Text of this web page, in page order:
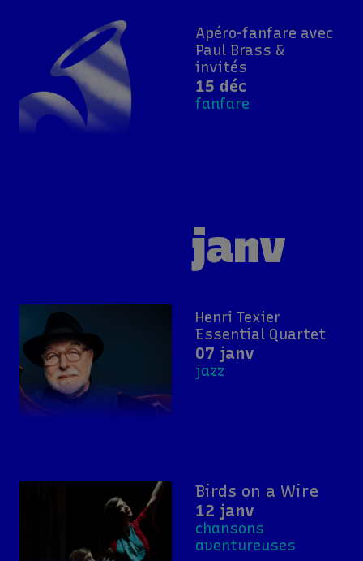
Apéro-fanfare avec
Paul Brass &
invités
15 déc
fanfare
janv
Henri Texier
Essential Quartet
07 janv
jazz
Birds on a Wire
12 janv
chansons
aventureuses